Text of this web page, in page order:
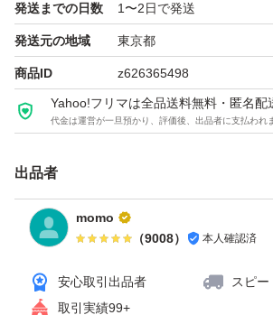
発送までの日数 1〜2日で発送
発送元の地域 東京都
商品ID z626365498
Yahoo!フリマは全品送料無料・匿名配
代金は運営が一旦預かり、評価後、出品者に支払われ
出品者
momo
（9008） 本人確認済
安心取引出品者
スピー
取引実績99+